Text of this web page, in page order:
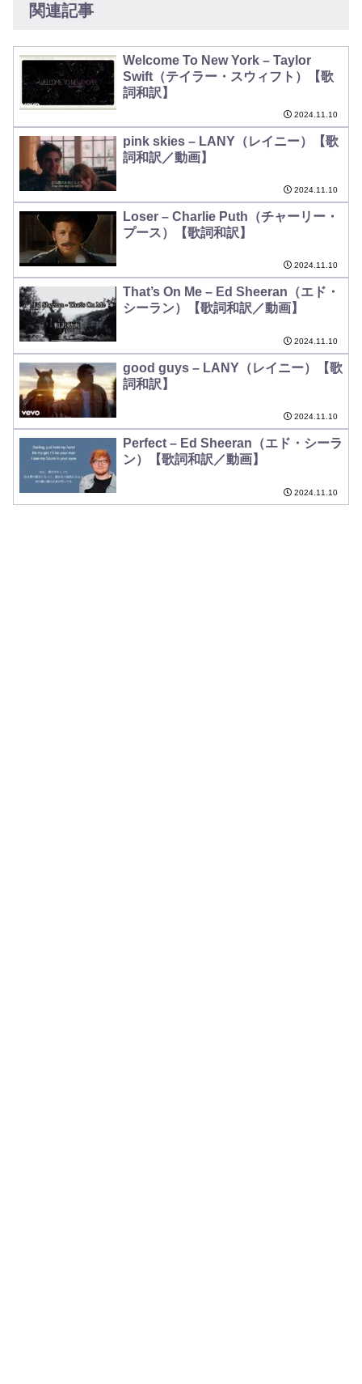
関連記事
Welcome To New York – Taylor
Swift（テイラー・スウィフト）【歌
詞和訳】
2024.11.10
pink skies – LANY（レイニー）【歌
詞和訳／動画】
2024.11.10
Loser – Charlie Puth（チャーリー・
プース）【歌詞和訳】
2024.11.10
That’s On Me – Ed Sheeran（エド・
シーラン）【歌詞和訳／動画】
2024.11.10
good guys – LANY（レイニー）【歌
詞和訳】
2024.11.10
Perfect – Ed Sheeran（エド・シーラ
ン）【歌詞和訳／動画】
2024.11.10